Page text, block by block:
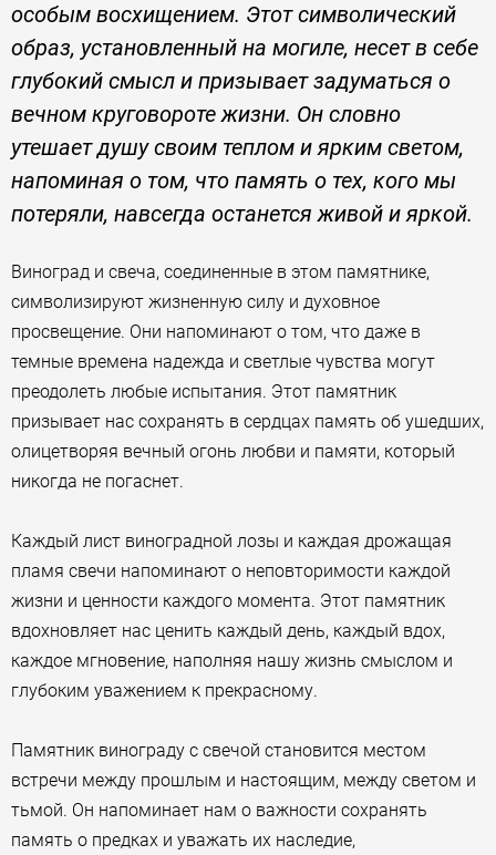
особым восхищением. Этот символический
образ, установленный на могиле, несет в себе
глубокий смысл и призывает задуматься о
вечном круговороте жизни. Он словно
утешает душу своим теплом и ярким светом,
напоминая о том, что память о тех, кого мы
потеряли, навсегда останется живой и яркой.
Виноград и свеча, соединенные в этом памятнике,
символизируют жизненную силу и духовное
просвещение. Они напоминают о том, что даже в
темные времена надежда и светлые чувства могут
преодолеть любые испытания. Этот памятник
призывает нас сохранять в сердцах память об ушедших,
олицетворяя вечный огонь любви и памяти, который
никогда не погаснет.
Каждый лист виноградной лозы и каждая дрожащая
пламя свечи напоминают о неповторимости каждой
жизни и ценности каждого момента. Этот памятник
вдохновляет нас ценить каждый день, каждый вдох,
каждое мгновение, наполняя нашу жизнь смыслом и
глубоким уважением к прекрасному.
Памятник винограду с свечой становится местом
встречи между прошлым и настоящим, между светом и
тьмой. Он напоминает нам о важности сохранять
память о предках и уважать их наследие,